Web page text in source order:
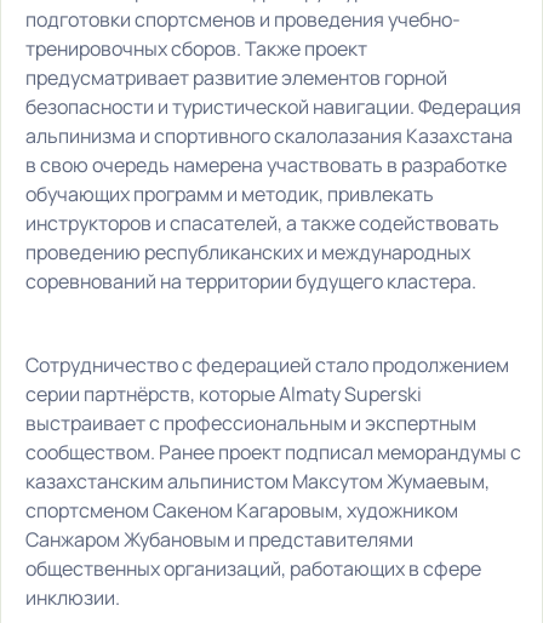
подготовки спортсменов и проведения учебно-
тренировочных сборов. Также проект
предусматривает развитие элементов горной
безопасности и туристической навигации. Федерация
альпинизма и спортивного скалолазания Казахстана
в свою очередь намерена участвовать в разработке
обучающих программ и методик, привлекать
инструкторов и спасателей, а также содействовать
проведению республиканских и международных
соревнований на территории будущего кластера.
Сотрудничество с федерацией стало продолжением
серии партнёрств, которые Almaty Superski
выстраивает с профессиональным и экспертным
сообществом. Ранее проект подписал меморандумы с
казахстанским альпинистом Максутом Жумаевым,
спортсменом Сакеном Кагаровым, художником
Санжаром Жубановым и представителями
общественных организаций, работающих в сфере
инклюзии.